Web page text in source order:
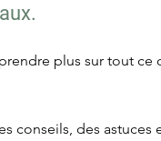
plus sur tout ce
conseils, des